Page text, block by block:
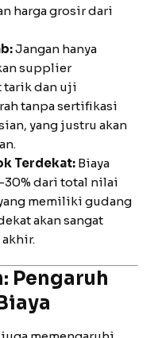
harga grosir dari
Jangan hanya
supplier
tarik dan uji
tanpa sertifikasi
yang justru akan
Terdekat: Biaya
dari total nilai
memiliki gudang
akan sangat
Pengaruh